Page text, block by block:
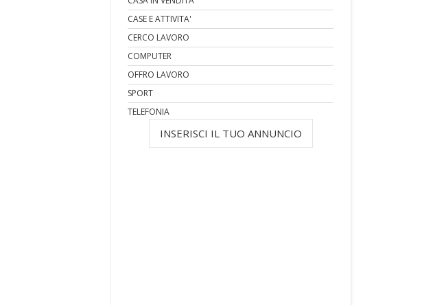
CASE E ATTIVITA'
CERCO LAVORO
COMPUTER
OFFRO LAVORO
SPORT
TELEFONIA
INSERISCI IL TUO ANNUNCIO